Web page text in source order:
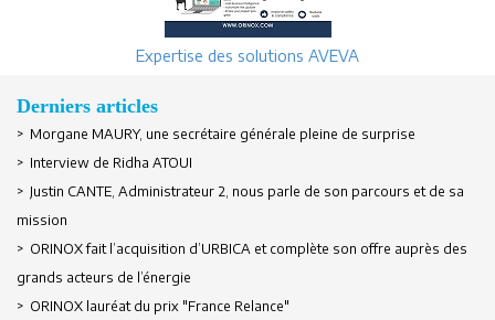
Expertise des solutions AVEVA
Derniers articles
> Morgane MAURY, une secrétaire générale pleine de surprise
> Interview de Ridha ATOUI
> Justin CANTE, Administrateur 2, nous parle de son parcours et de sa
mission
> ORINOX fait l’acquisition d’URBICA et complète son offre auprès des
grands acteurs de l’énergie
> ORINOX lauréat du prix "France Relance"